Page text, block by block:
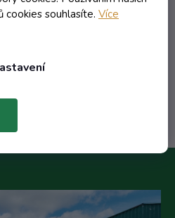
cookies souhlasíte. Více
Kč/ ks